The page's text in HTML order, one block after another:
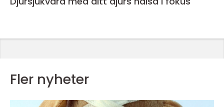
Fler nyheter